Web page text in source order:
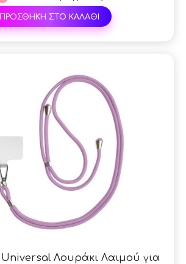
ΠΡΟΣΘΗΚΗ ΣΤΟ ΚΑΛΑΘΙ
Λουράκι Λαιμού για